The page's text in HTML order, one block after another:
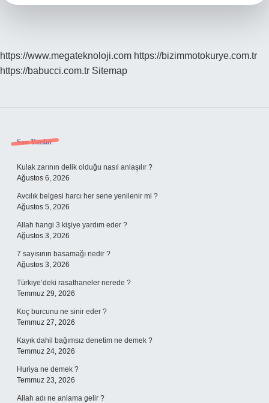
https://www.megateknoloji.com https://bizimmotokurye.com.tr
https://babucci.com.tr Sitemap
Sidebar
Son Yazılar
Kulak zarının delik olduğu nasıl anlaşılır ?
Ağustos 6, 2026
Avcılık belgesi harcı her sene yenilenir mi ?
Ağustos 5, 2026
Allah hangi 3 kişiye yardım eder ?
Ağustos 3, 2026
7 sayısının basamağı nedir ?
Ağustos 3, 2026
Türkiye’deki rasathaneler nerede ?
Temmuz 29, 2026
Koç burcunu ne sinir eder ?
Temmuz 27, 2026
Kayık dahil bağımsız denetim ne demek ?
Temmuz 24, 2026
Huriya ne demek ?
Temmuz 23, 2026
Allah adı ne anlama gelir ?